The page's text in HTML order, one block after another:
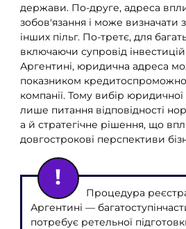
держави. По-друге, адреса
зобов'язання і може визначати
інших пільг. По-третє, для
включаючи супровід
Аргентині, юридична адреса
показником
компанії. Тому вибір
лише питання відповідності
а й стратегічне рішення, що
довгострокові перспективи
Процедура
Аргентині —
потребує ретельної